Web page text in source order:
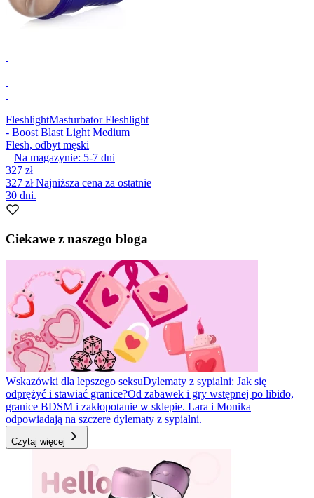
FleshlightMasturbator Fleshlight
- Boost Blast Light Medium
Flesh, odbyt męski
Na magazynie: 5-7 dni
327 zł
327 złNajniższa cena za ostatnie
30 dni.
Ciekawe z naszego bloga
Wskazówki dla lepszego seksuDylematy z sypialni: Jak się
odprężyć i stawiać granice?Od zabawek i gry wstępnej po libido,
granice BDSM i zakłopotanie w sklepie. Lara i Monika
odpowiadają na szczere dylematy z sypialni.
Czytaj więcej